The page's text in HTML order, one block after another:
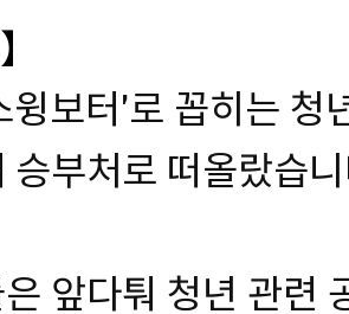
윙보터'로 꼽히는 청
승부처로 떠올랐습
앞다퉈 청년 관련